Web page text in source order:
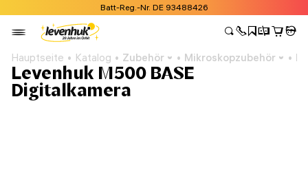
Batt-Reg.-Nr. DE 93488426
Hauptseite Katalog Zubehör Mikroskopzubehör
Levenhuk M500 BASE
Digitalkamera